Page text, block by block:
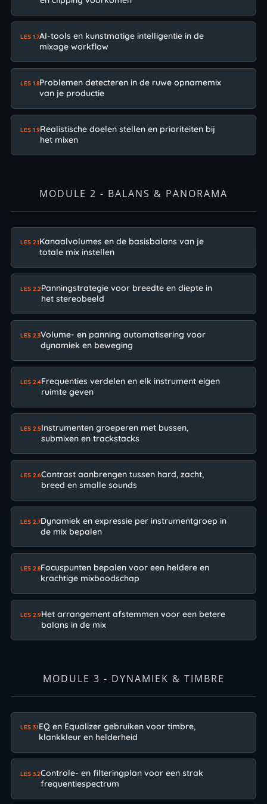
LES 1.7AI-tools en kunstmatige intelligentie in de
mixage workflow
LES 1.8Problemen detecteren in de ruwe opnamemix
van je productie
LES 1.9Realistische doelen stellen en prioriteiten bij
het mixen
MODULE 2 - BALANS & PANORAMA
LES 2.1Kanaalvolumes en de basisbalans van je
totale mix instellen
LES 2.2Panningstrategie voor breedte en diepte in
het stereobeeld
LES 2.3Volume- en panning automatisering voor
dynamiek en beweging
LES 2.4Frequenties verdelen en elk instrument eigen
ruimte geven
LES 2.5Instrumenten groeperen met bussen,
submixen en trackstacks
LES 2.6Contrast aanbrengen tussen hard, zacht,
breed en smalle sounds
LES 2.7Dynamiek en expressie per instrumentgroep in
de mix bepalen
LES 2.8Focuspunten bepalen voor een heldere en
krachtige mixboodschap
LES 2.9Het arrangement afstemmen voor een betere
balans in de mix
MODULE 3 - DYNAMIEK & TIMBRE
LES 3.1EQ en Equalizer gebruiken voor timbre,
klankkleur en helderheid
LES 3.2Controle- en filteringplan voor een strak
frequentiespectrum